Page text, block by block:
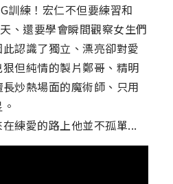
訓練！宏仁不但要練習和
、還要學會瞬間觀察女生們
認識了獨立、漂亮卻對愛
但純情的製片鄭哥、精明
炒熱場面的魔術師、只用
練愛的路上他並不孤單...